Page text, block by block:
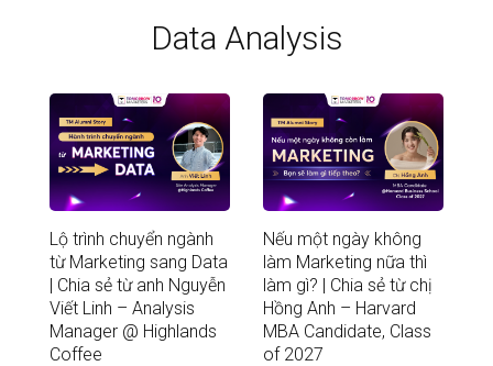
Data Analysis
Lộ trình chuyển ngành
từ Marketing sang Data
| Chia sẻ từ anh Nguyễn
Viết Linh – Analysis
Manager @ Highlands
Coffee
Nếu một ngày không
làm Marketing nữa thì
làm gì? | Chia sẻ từ chị
Hồng Anh – Harvard
MBA Candidate, Class
of 2027